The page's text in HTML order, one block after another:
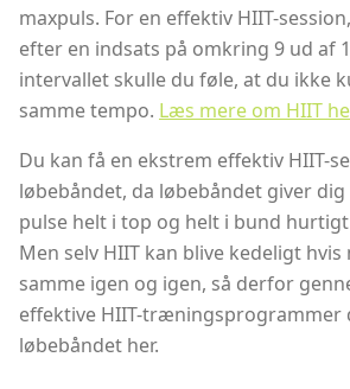
maxpuls. For en effektiv HIIT-
efter en indsats på omkring 9 ud af
intervallet skulle du føle, at du ikke
samme tempo. Læs mere om HIIT
Du kan få en ekstrem effektiv HIIT-
løbebåndet, da løbebåndet giver
pulse helt i top og helt i bund
Men selv HIIT kan blive kedeligt
samme igen og igen, så derfor
effektive HIIT-træningsprogrammer
løbebåndet her.